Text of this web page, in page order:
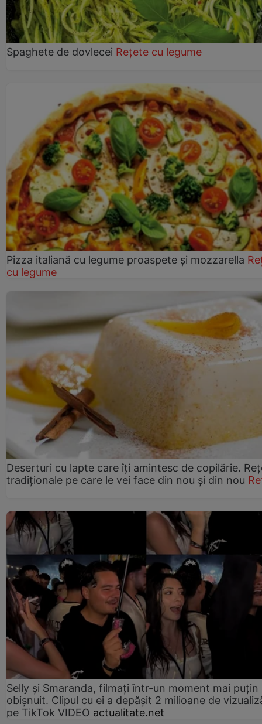
Spaghete de dovlecei Rețete cu legume
Pizza italiană cu legume proaspete și mozzarella
cu legume
Deserturi cu lapte care îți amintesc de copilărie.
tradiționale pe care le vei face din nou și din nou
Selly și Smaranda, filmați într-un moment mai puțin
obișnuit. Clipul cu ei a depășit 2 milioane de
pe TikTok VIDEO actualitate.net